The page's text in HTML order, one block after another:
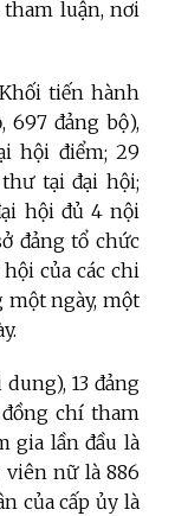
tham luận, nơi
tiến hành
697 đảng bộ),
hội điểm; 29
tại đại hội;
hội đủ 4 nội
đảng tổ chức
của các chi
một ngày, một
13 đảng
đồng chí tham
gia lần đầu là
viên nữ là 886
của cấp ủy là